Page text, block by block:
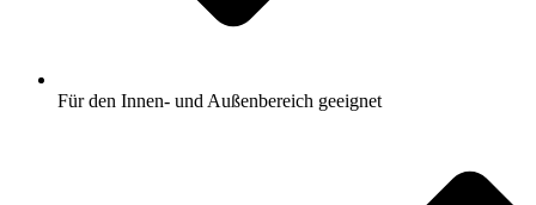
Für den Innen- und Außenbereich geeignet